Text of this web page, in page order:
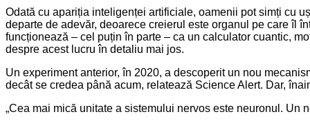
Odată cu apariția inteligenței artificiale, oamenii pot simți cu
departe de adevăr, deoarece creierul este organul pe care îl
funcționează – cel puțin în parte – ca un calculator cuantic,
despre acest lucru în detaliu mai jos.
Un experiment anterior, în 2020, a descoperit un nou
decât se credea până acum, relatează Science Alert. Dar,
„Cea mai mică unitate a sistemului nervos este neuronul. Un